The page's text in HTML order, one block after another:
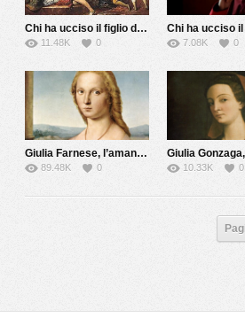
Chi ha ucciso il figlio del Papa?
11.48K 0 7.08K 0
Giulia Farnese, l’amante del Papa
89.48K 0 10.33K 0